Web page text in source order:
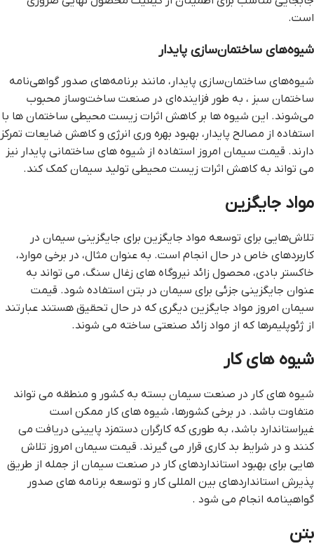
است.
شیوه‌های ساختمان‌سازی پایدار
شیوه‌های ساختمان‌سازی پایدار، مانند برنامه‌های صدور گواهی‌نامه
ساختمان سبز ، به طور فزاینده‌ای در صنعت ساخت‌وساز محبوب
می‌شوند. این شیوه ها بر کاهش اثرات زیست محیطی ساختمان ها با
استفاده از مصالح پایدار، بهبود بهره وری انرژی و کاهش ضایعات تمرکز
دارند. قیمت سیمان امروز استفاده از شیوه های ساختمانی پایدار نیز
می تواند به کاهش اثرات زیست محیطی تولید سیمان کمک کند.
مواد جایگزین
تلاش‌هایی برای توسعه مواد جایگزین برای جایگزینی سیمان در
کاربردهای خاص در حال انجام است. به عنوان مثال، در برخی موارد،
خاکستر بادی، محصول زائد نیروگاه های زغال سنگ، می تواند به
عنوان جایگزینی جزئی برای سیمان در بتن استفاده شود. قیمت
سیمان امروز مواد جایگزین دیگری که در حال تحقیق هستند عبارتند
از ژئوپلیمرها که از مواد زائد صنعتی ساخته می شوند.
شیوه های کار
شیوه های کار در صنعت سیمان بسته به کشور و منطقه می تواند
متفاوت باشد. در برخی کشورها، شیوه های کار ممکن است
غیراستاندارد باشد، به طوری که کارگران دستمزد پایینی دریافت می
کنند و در شرایط بد کاری قرار می گیرند. قیمت سیمان امروز تلاش
هایی برای بهبود استانداردهای کار در صنعت سیمان از جمله از طریق
پذیرش استانداردهای بین المللی کار و توسعه برنامه های صدور
گواهینامه انجام می شود .
بتن